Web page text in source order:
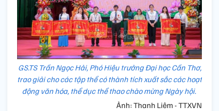
GS.TS Trần Ngọc Hải, Phó Hiệu trưởng Đại học Cần Thơ,
trao giải cho các tập thể có thành tích xuất sắc các hoạt
động văn hóa, thể dục thể thao chào mừng Ngày hội.
Ảnh: Thanh Liêm - TTXVN